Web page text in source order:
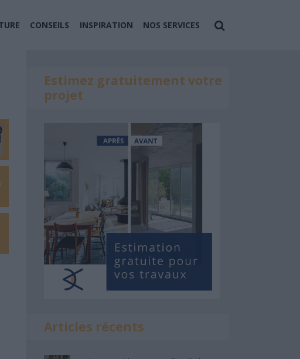
CONSEILS INSPIRATION NOS SERVICES
Estimez gratuitement votre
projet
Articles récents